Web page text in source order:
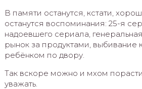
В памяти останутся, кстати,
останутся воспоминания: 25-я
надоевшего сериала,
рынок за продуктами, выбивание
ребёнком по двору.
Так вскоре можно и мхом
уважать.